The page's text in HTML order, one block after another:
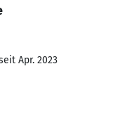
Apr. 2023